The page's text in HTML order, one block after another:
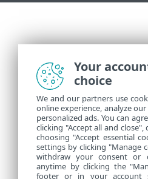
Your
choice
We and our partners use
online experience, analyze
personalized ads. You can
clicking "Accept all and
choosing "Accept essential
settings by clicking "Manage
withdraw your consent or
anytime by clicking the
footer or in your account